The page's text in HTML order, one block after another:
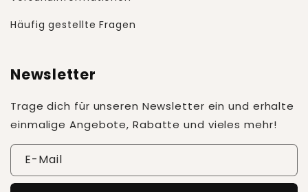
Häufig gestellte Fragen
Newsletter
Trage dich für unseren Newsletter ein und erhalte
einmalige Angebote, Rabatte und vieles mehr!
E-Mail